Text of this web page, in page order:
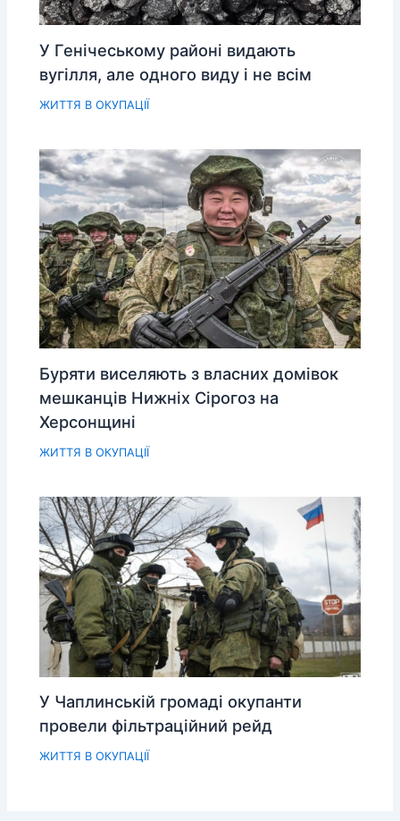
У Генічеському районі видають
вугілля, але одного виду і не всім
ЖИТТЯ В ОКУПАЦІЇ
Буряти виселяють з власних домівок
мешканців Нижніх Сірогоз на
Херсонщині
ЖИТТЯ В ОКУПАЦІЇ
У Чаплинській громаді окупанти
провели фільтраційний рейд
ЖИТТЯ В ОКУПАЦІЇ